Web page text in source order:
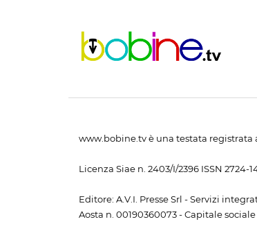
www.bobine.tv è una testata registrata
Licenza Siae n. 2403/I/2396 ISSN 2724-
Editore: A.V.I. Presse Srl - Servizi
Aosta n. 00190360073 - Capitale